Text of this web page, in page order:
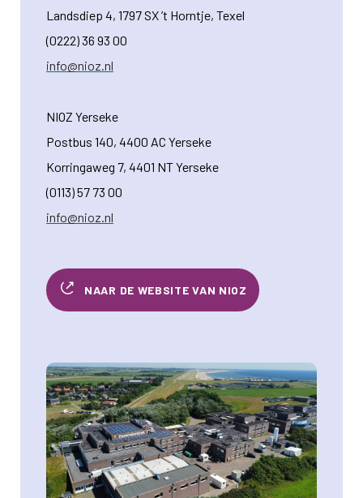
Landsdiep 4, 1797 SX ’t Horntje, Texel
(0222) 36 93 00
info@nioz.nl
NIOZ Yerseke
Postbus 140, 4400 AC Yerseke
Korringaweg 7, 4401 NT Yerseke
(0113) 57 73 00
info@nioz.nl
NAAR DE WEBSITE VAN NIOZ
Afbeelding